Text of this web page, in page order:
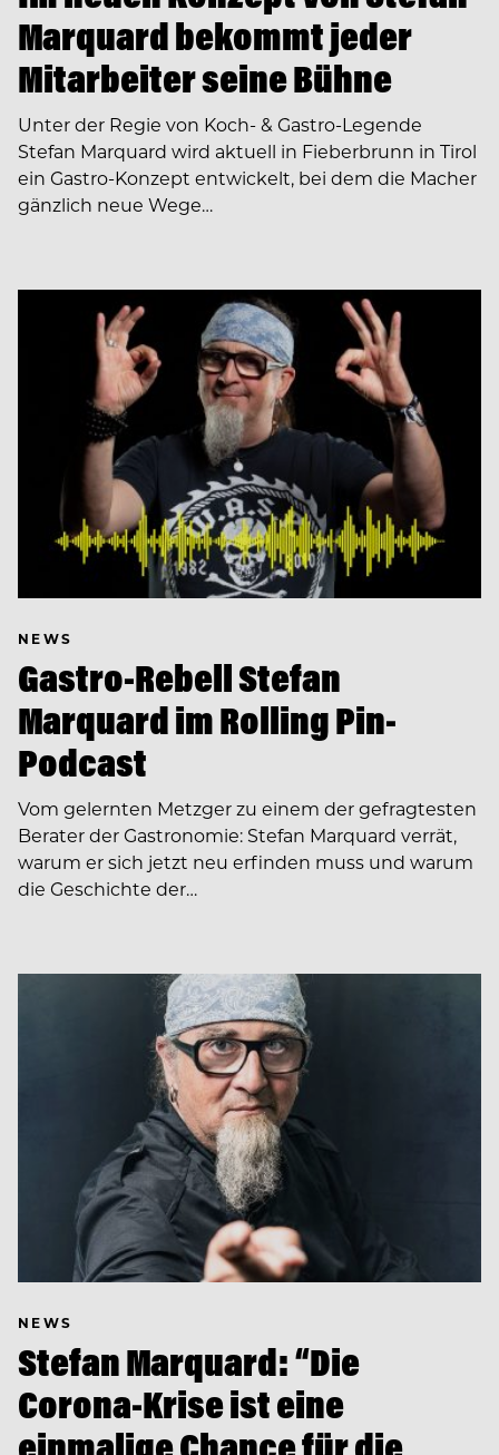
Marquard bekommt jeder
Mitarbeiter seine Bühne
Unter der Regie von Koch- & Gastro-Legende
Stefan ­Marquard wird aktuell in Fieberbrunn in Tirol
ein Gastro-Konzept ent­wickelt, bei dem die Macher
gänzlich neue Wege…
NEWS
Gastro-Rebell Stefan
Marquard im Rolling Pin-
Podcast
Vom gelernten Metzger zu einem der gefragtesten
Berater der Gastronomie: Stefan Marquard verrät,
warum er sich jetzt neu erfinden muss und warum
die Geschichte der…
NEWS
Stefan Marquard: “Die
Corona-Krise ist eine